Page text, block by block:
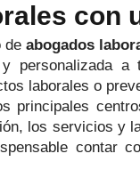
con
deabogados
personalizada
laborales o
principales
los servicios y
contar